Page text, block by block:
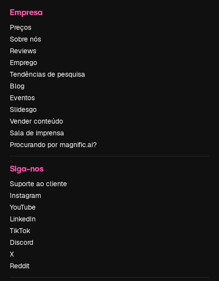
Empresa
Preços
Sobre nós
Reviews
Emprego
Tendências de pesquisa
Blog
Eventos
Slidesgo
Vender conteúdo
Sala de imprensa
Procurando por magnific.ai?
Siga-nos
Suporte ao cliente
Instagram
YouTube
LinkedIn
TikTok
Discord
X
Reddit